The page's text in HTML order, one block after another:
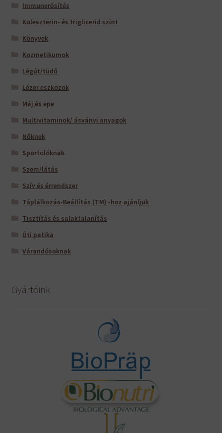
Immunerősítés
Koleszterin- és triglicerid szint
Könyvek
Kozmetikumok
Légút/tüdő
Lézer eszközök
Máj és epe
Multivitaminok/ ásványi anyagok
Nőknek
Sportolóknak
Szem/látás
Szív és érrendszer
Táplálkozás-Beállítás (TM) -hoz ajánljuk
Tisztítás és salaktalanítás
Úti patika
Várandósoknak
Gyártóink